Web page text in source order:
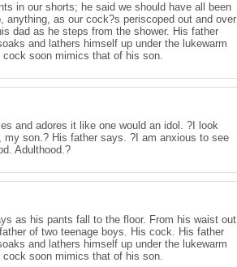
in our shorts; he said we should have all been
anything, as our cock?s periscoped out and over
dad as he steps from the shower. His father
and lathers himself up under the lukewarm
soon mimics that of his son.
and adores it like one would an idol. ?I look
my son.? His father says. ?I am anxious to see
Adulthood.?
as his pants fall to the floor. From his waist out
of two teenage boys. His cock. His father
and lathers himself up under the lukewarm
soon mimics that of his son.